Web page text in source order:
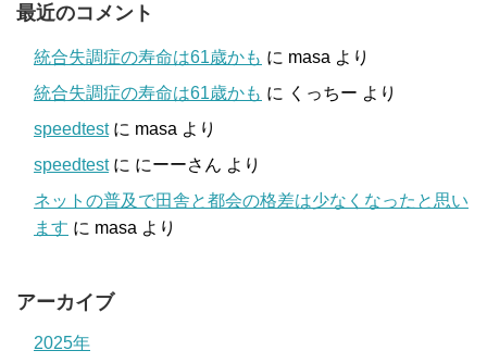
最近のコメント
統合失調症の寿命は61歳かも に masa より
統合失調症の寿命は61歳かも に くっちー より
speedtestに masa より
speedtestに にーーさん より
ネットの普及で田舎と都会の格差は少なくなったと思い
ます に masa より
アーカイブ
2025年